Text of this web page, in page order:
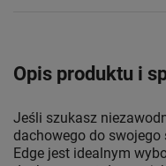
Opis produktu i
Jeśli szukasz
dachowego do
Edge jest idealnym